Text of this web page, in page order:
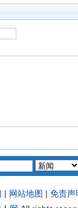
| 网站地图 | 免责声